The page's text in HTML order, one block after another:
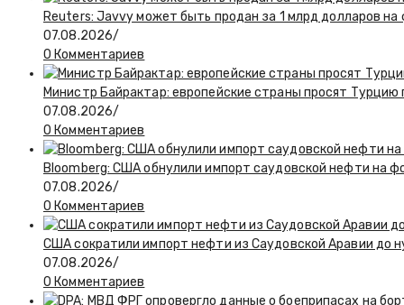
Reuters: Javvy может быть продан за 1 млрд долларов на
07.08.2026/
0 Комментариев
Министр Байрактар: европейские страны просят Турцию
07.08.2026/
0 Комментариев
Bloomberg: США обнулили импорт саудовской нефти на
07.08.2026/
0 Комментариев
США сократили импорт нефти из Саудовской Аравии до
07.08.2026/
0 Комментариев